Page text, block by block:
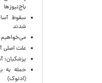
باج‌نیوزها
شدند
می‌خواهیم
علت اصلی
پزشکیان:
حمله به
(ادنوک)